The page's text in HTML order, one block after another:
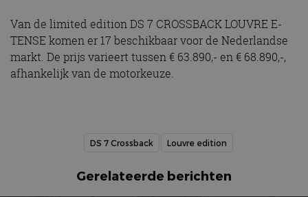
Van de limited edition DS 7 CROSSBACK LOUVRE E-
TENSE komen er 17 beschikbaar voor de Nederlandse
markt. De prijs varieert tussen € 63.890,- en € 68.890,-,
afhankelijk van de motorkeuze.
DS 7 Crossback Louvre edition
Gerelateerde berichten